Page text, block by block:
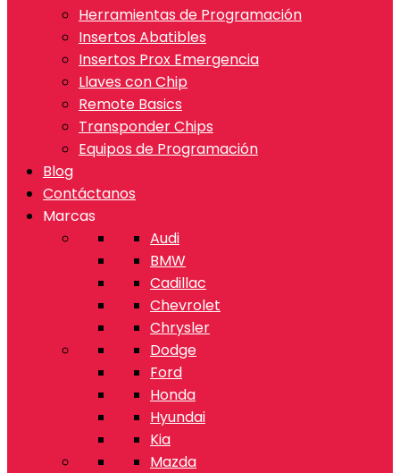
Herramientas de Programación
Insertos Abatibles
Insertos Prox Emergencia
Llaves con Chip
Remote Basics
Transponder Chips
Equipos de Programación
Blog
Contáctanos
Marcas
Audi
BMW
Cadillac
Chevrolet
Chrysler
Dodge
Ford
Honda
Hyundai
Kia
Mazda